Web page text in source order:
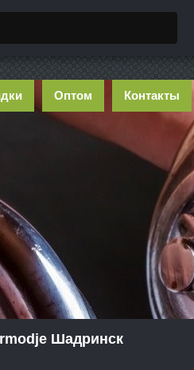
Оптом Контакты
Шадринск